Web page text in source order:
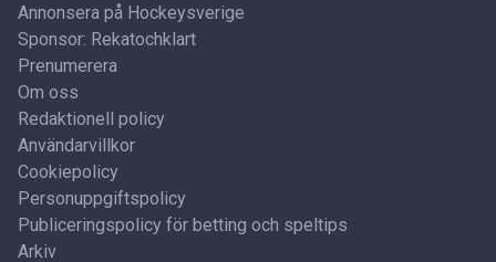
Annonsera på Hockeysverige
Sponsor: Rekatochklart
Prenumerera
Om oss
Redaktionell policy
Användarvillkor
Cookiepolicy
Personuppgiftspolicy
Publiceringspolicy för betting och speltips
Arkiv